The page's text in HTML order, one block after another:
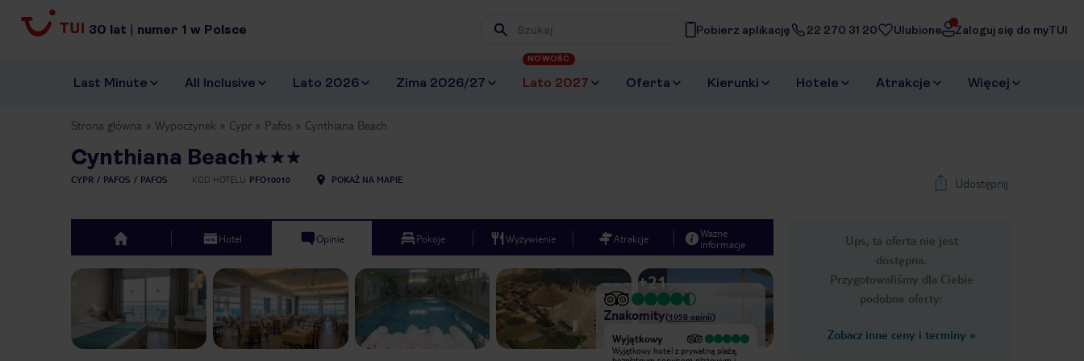
30 lat | numer 1 w Polsce Wpisz frazę, której szukasz
Pobierz aplikację 22 270 31 20 Ulubione Zaloguj się do myTUI
Last Minute All Inclusive Lato 2026 Zima 2026/27 Lato 2027
NOWOŚĆ
Oferta Kierunki Hotele Atrakcje Więcej
Strona główna Wypoczynek Cypr Pafos Cynthiana Beach
Cynthiana Beach
CYPR PAFOS PAFOS KOD HOTELU PFO10010 POKAŻ NA MAPIE Udostępnij
Ups, ta oferta nie jest
dostępna.
Przygotowaliśmy dla Ciebie
podobne oferty:
Zobacz inne ceny i terminy »
top Hotel Opinie Pokoje Wyżywienie Atrakcje
Ważne
informacje
Previous slide Next slide
1/27
+21
Znakomity(1958 opinii)
Bardzo dobry
Hotel przepięknie położony, widok z
Wyjątkowy
Wyjątkowy hotel z prywatną plażą,
Bardzo dobry Wyjątkowy